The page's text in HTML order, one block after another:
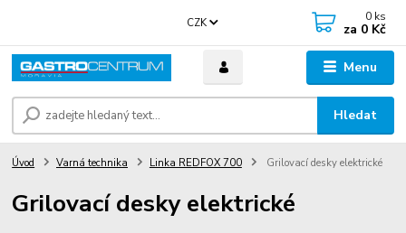
Menu
CZK
Hledat
0 ks
za 0 Kč
Úvod Varná technika Linka REDFOX 700 Grilovací desky elektrické
Grilovací desky elektrické